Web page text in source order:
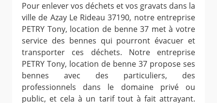
Pour enlever vos déchets et vos gravats dans la
ville de Azay Le Rideau 37190, notre entreprise
PETRY Tony, location de benne 37 met à votre
service des bennes qui pourront évacuer et
transporter ces déchets. Notre entreprise
PETRY Tony, location de benne 37 propose ses
bennes avec des particuliers, des
professionnels dans le domaine privé ou
public, et cela à un tarif tout à fait attrayant.